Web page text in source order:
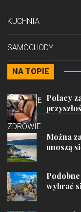
KUCHNIA
SAMOCHODY
STYL
PODRÓŻE
ZDROWIE
NA TOPIE
Polacy
Można
unoszą
wybrać